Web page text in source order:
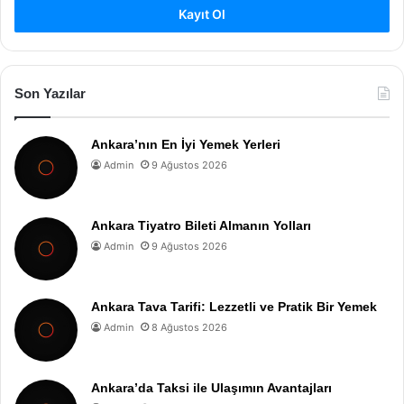
Kayıt Ol
Son Yazılar
Ankara’nın En İyi Yemek Yerleri
Admin 9 Ağustos 2026
Ankara Tiyatro Bileti Almanın Yolları
Admin 9 Ağustos 2026
Ankara Tava Tarifi: Lezzetli ve Pratik Bir Yemek
Admin 8 Ağustos 2026
Ankara’da Taksi ile Ulaşımın Avantajları